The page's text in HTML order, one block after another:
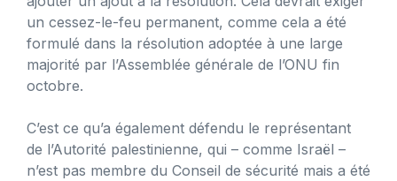
un cessez-le-feu permanent, comme cela a été
formulé dans la résolution adoptée à une large
majorité par l’Assemblée générale de l’ONU fin
octobre.
C’est ce qu’a également défendu le représentant
de l’Autorité palestinienne, qui – comme Israël –
n’est pas membre du Conseil de sécurité mais a été